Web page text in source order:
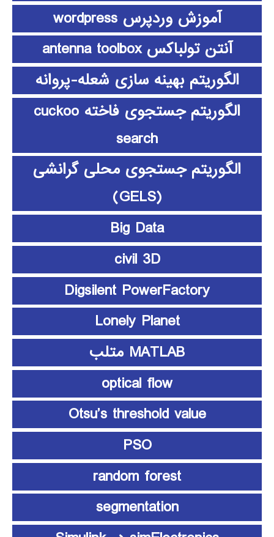
آموزش وردپرس wordpress
آنتن تولباکس antenna toolbox
الگوریتم بهینه سازی شعله-پروانه
الگوریتم جستجوی فاخته cuckoo
search
الگوریتم جستجوی محلی گرانشی
(GELS)
Big Data
civil 3D
Digsilent PowerFactory
Lonely Planet
MATLAB متلب
optical flow
Otsu’s threshold value
PSO
random forest
segmentation